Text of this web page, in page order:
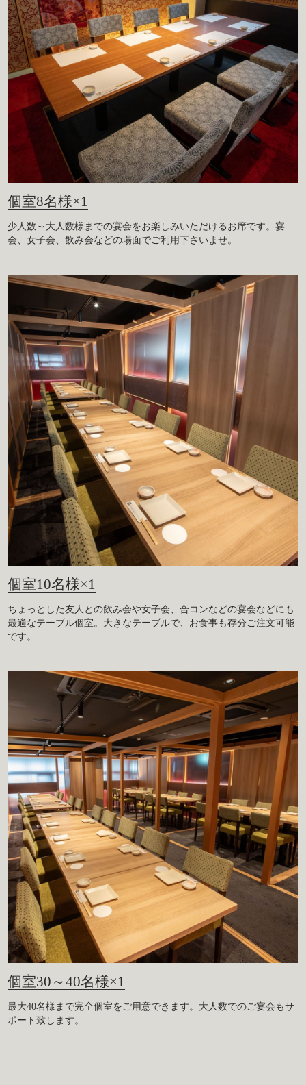
個室8名様×1
少人数～大人数様までの宴会をお楽しみいただけるお席です。宴
会、女子会、飲み会などの場面でご利用下さいませ。
個室10名様×1
ちょっとした友人との飲み会や女子会、合コンなどの宴会などにも
最適なテーブル個室。大きなテーブルで、お食事も存分ご注文可能
です。
個室30～40名様×1
最大40名様まで完全個室をご用意できます。大人数でのご宴会もサ
ポート致します。